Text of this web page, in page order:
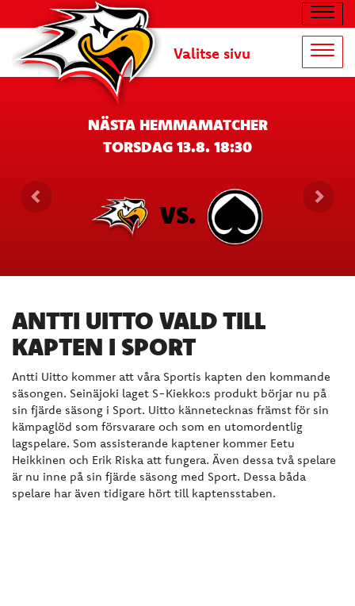
Valitse sivu
NÄSTA HEMMAMATCHER
TORSDAG 13.8. 18:30
VS.
ANTTI UITTO VALD TILL
KAPTEN I SPORT
Antti Uitto kommer att våra Sportis kapten den kommande
säsongen. Seinäjoki laget S-Kiekko:s produkt börjar nu på
sin fjärde säsong i Sport. Uitto kännetecknas främst för sin
kämpaglöd som försvarare och som en utomordentlig
lagspelare. Som assisterande kaptener kommer Eetu
Heikkinen och Erik Riska att fungera. Även dessa två spelare
är nu inne på sin fjärde säsong med Sport. Dessa båda
spelare har även tidigare hört till kaptensstaben.